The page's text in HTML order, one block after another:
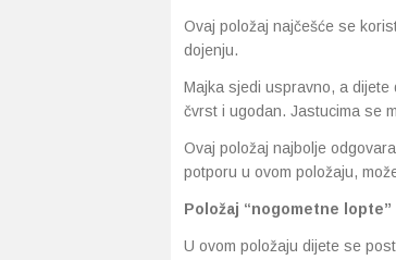
Ovaj položaj najčešće se
dojenju.
Majka sjedi uspravno, a
čvrst i ugodan. Jastucima se
Ovaj položaj najbolje
potporu u ovom položaju,
Položaj “nogometne lopte”
U ovom položaju dijete se